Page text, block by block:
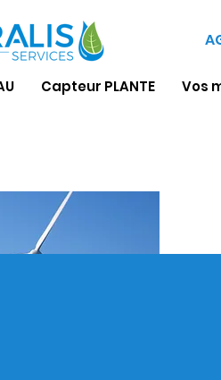
Capteur PLANTE Vos